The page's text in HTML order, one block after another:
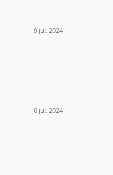
9 jul. 2024
6 jul. 2024